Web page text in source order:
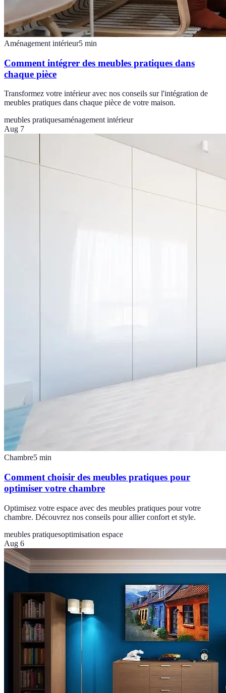
Aménagement intérieur5 min
Comment intégrer des meubles pratiques dans
chaque pièce
Transformez votre intérieur avec nos conseils sur l'intégration de
meubles pratiques dans chaque pièce de votre maison.
meubles pratiquesaménagement intérieur
Aug 7
Chambre5 min
Comment choisir des meubles pratiques pour
optimiser votre chambre
Optimisez votre espace avec des meubles pratiques pour votre
chambre. Découvrez nos conseils pour allier confort et style.
meubles pratiquesoptimisation espace
Aug 6